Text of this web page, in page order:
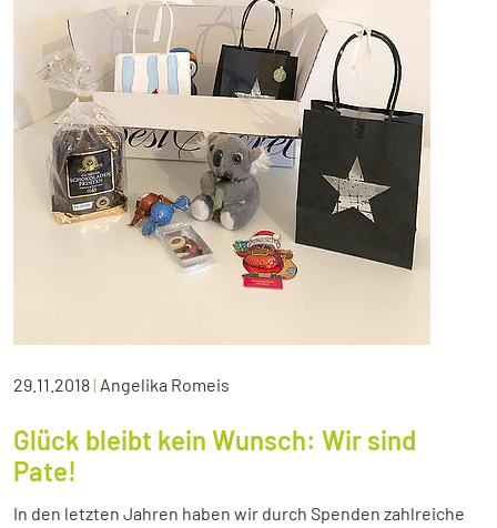
29.11.2018| Angelika Romeis
Glück bleibt kein Wunsch: Wir sind
Pate!
In den letzten Jahren haben wir durch Spenden zahlreiche